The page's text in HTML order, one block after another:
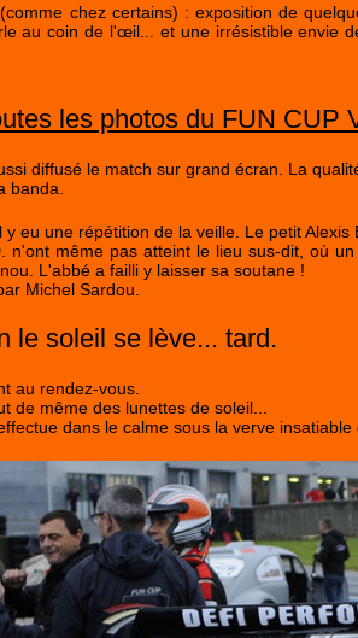
chez certains) : exposition de
au coin de l'œil... et une irrésistible envie
les photos du FUN CUP
diffusé le match sur grand écran. La
banda.
y eu une répétition de la veille. Le petit
n'ont même pas atteint le lieu sus-dit, où
L'abbé a failli y laisser sa soutane !
Michel Sardou.
le soleil se lève... tard.
au rendez-vous.
de même des lunettes de soleil...
dans le calme sous la verve